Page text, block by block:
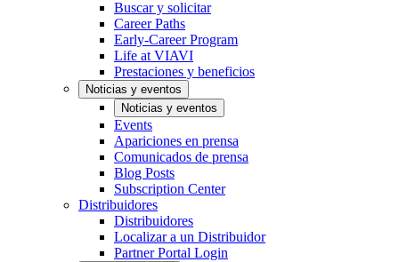
Buscar y solicitar
Career Paths
Early-Career Program
Life at VIAVI
Prestaciones y beneficios
Noticias y eventos
Noticias y eventos
Events
Apariciones en prensa
Comunicados de prensa
Blog Posts
Subscription Center
Distribuidores
Distribuidores
Localizar a un Distribuidor
Partner Portal Login